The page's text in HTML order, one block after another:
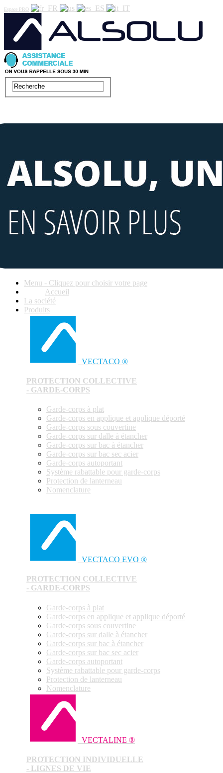
Espace PRO
Menu - Cliquez pour choisir votre page
Accueil
La société
Produits
VECTACO ®
PROTECTION COLLECTIVE
- GARDE-CORPS
Garde-corps à plat
Garde-corps en applique et applique déporté
Garde-corps sous couvertine
Garde-corps sur dalle à étancher
Garde-corps sur bac à étancher
Garde-corps sur bac sec acier
Garde-corps autoportant
Système rabattable pour garde-corps
Protection de lanterneau
Nomenclature
VECTACO EVO ®
PROTECTION COLLECTIVE
- GARDE-CORPS
Garde-corps à plat
Garde-corps en applique et applique déporté
Garde-corps sous couvertine
Garde-corps sur dalle à étancher
Garde-corps sur bac à étancher
Garde-corps sur bac sec acier
Garde-corps autoportant
Système rabattable pour garde-corps
Protection de lanterneau
Nomenclature
VECTALINE ®
PROTECTION INDIVIDUELLE
- LIGNES DE VIE